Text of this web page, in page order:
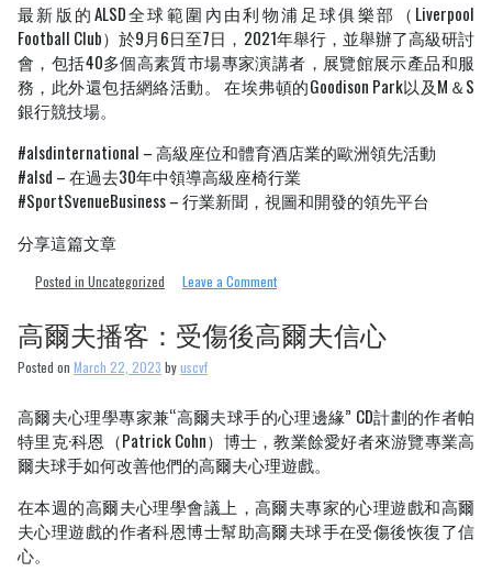
最新版的ALSD全球範圍內由利物浦足球俱樂部（Liverpool
Football Club）於9月6日至7日，2021年舉行，並舉辦了高級研討
會，包括40多個高素質市場專家演講者，展覽館展示產品和服
務，此外還包括網絡活動。 在埃弗頓的Goodison Park以及M＆S
銀行競技場。
#alsdinternational – 高級座位和體育酒店業的歐洲領先活動
#alsd – 在過去30年中領導高級座椅行業
#SportSvenueBusiness – 行業新聞，視圖和開發的領先平台
分享這篇文章
Posted in Uncategorized Leave a Commenton
在
Stand
的
St.
Mary’s
Stadium
高爾夫播客：受傷後高爾夫信心
Posted on March 22, 2023 byuscvf
高爾夫心理學專家兼“高爾夫球手的心理邊緣” CD計劃的作者帕
特里克·科恩（Patrick Cohn）博士，教業餘愛好者來游覽專業高
爾夫球手如何改善他們的高爾夫心理遊戲。
在本週的高爾夫心理學會議上，高爾夫專家的心理遊戲和高爾
夫心理遊戲的作者科恩博士幫助高爾夫球手在受傷後恢復了信
心。